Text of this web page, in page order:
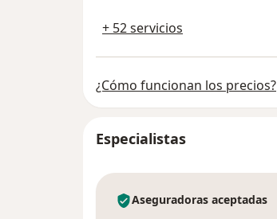
+ 52 servicios
¿Cómo funcionan los precios?
Especialistas
Aseguradoras aceptadas